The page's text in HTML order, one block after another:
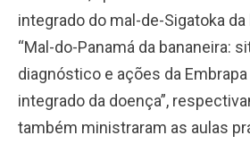
integrado do mal-de-Sigatoka da
“Mal-do-Panamá da bananeira:
diagnóstico e ações da
integrado da doença”,
também ministraram as aulas